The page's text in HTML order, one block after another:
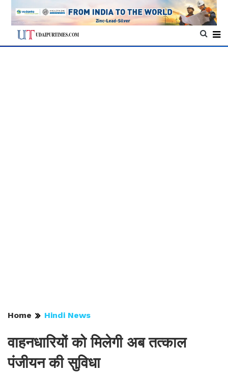
Home Hindi News
वाहनधारियों को मिलेगी अब तत्काल
पंजीयन की सुविधा